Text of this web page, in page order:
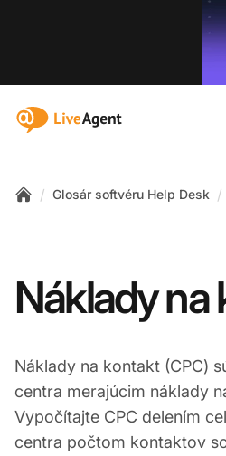
:site.title
/ Glosár softvéru Help Desk /
Náklady na
Náklady na kontakt (CPC)
centra merajúcim náklady
Vypočítajte CPC delením
centra počtom kontaktov